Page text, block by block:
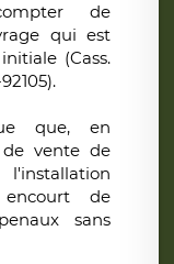
de
qui est
(Cass.
que, en
de vente de
encourt de
sans